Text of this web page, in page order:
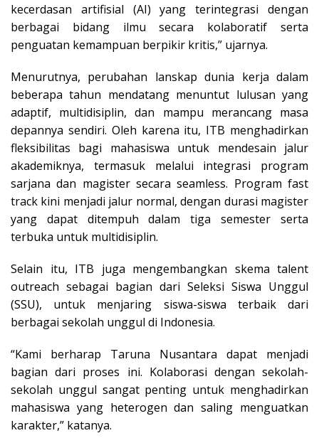
kecerdasan artifisial (AI) yang terintegrasi dengan
berbagai bidang ilmu secara kolaboratif serta
penguatan kemampuan berpikir kritis,” ujarnya.
Menurutnya, perubahan lanskap dunia kerja dalam
beberapa tahun mendatang menuntut lulusan yang
adaptif, multidisiplin, dan mampu merancang masa
depannya sendiri. Oleh karena itu, ITB menghadirkan
fleksibilitas bagi mahasiswa untuk mendesain jalur
akademiknya, termasuk melalui integrasi program
sarjana dan magister secara seamless. Program fast
track kini menjadi jalur normal, dengan durasi magister
yang dapat ditempuh dalam tiga semester serta
terbuka untuk multidisiplin.
Selain itu, ITB juga mengembangkan skema talent
outreach sebagai bagian dari Seleksi Siswa Unggul
(SSU), untuk menjaring siswa-siswa terbaik dari
berbagai sekolah unggul di Indonesia.
“Kami berharap Taruna Nusantara dapat menjadi
bagian dari proses ini. Kolaborasi dengan sekolah-
sekolah unggul sangat penting untuk menghadirkan
mahasiswa yang heterogen dan saling menguatkan
karakter,” katanya.